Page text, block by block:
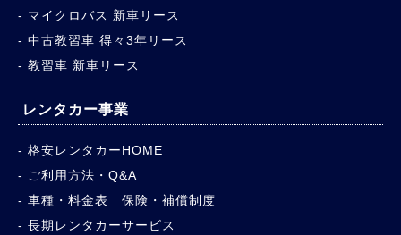
マイクロバス 新車リース
中古教習車 得々3年リース
教習車 新車リース
レンタカー事業
格安レンタカーHOME
ご利用方法・Q&A
車種・料金表 保険・補償制度
長期レンタカーサービス